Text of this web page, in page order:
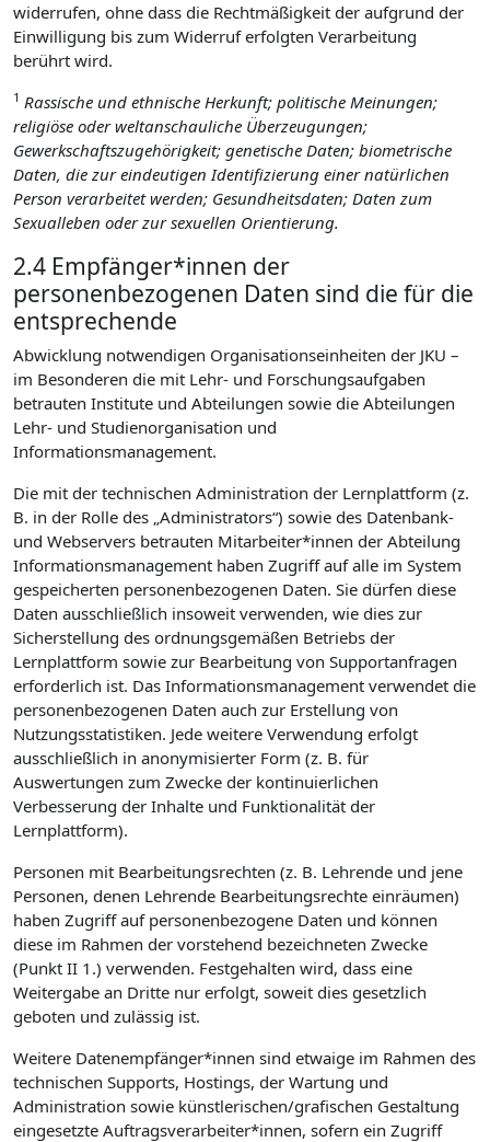
widerrufen, ohne dass die Rechtmäßigkeit der aufgrund der
Einwilligung bis zum Widerruf erfolgten Verarbeitung
berührt wird.
1 Rassische und ethnische Herkunft; politische Meinungen;
religiöse oder weltanschauliche Überzeugungen;
Gewerkschaftszugehörigkeit; genetische Daten; biometrische
Daten, die zur eindeutigen Identifizierung einer natürlichen
Person verarbeitet werden; Gesundheitsdaten; Daten zum
Sexualleben oder zur sexuellen Orientierung.
2.4 Empfänger*innen der
personenbezogenen Daten sind die für die
entsprechende
Abwicklung notwendigen Organisationseinheiten der JKU –
im Besonderen die mit Lehr- und Forschungsaufgaben
betrauten Institute und Abteilungen sowie die Abteilungen
Lehr- und Studienorganisation und
Informationsmanagement.
Die mit der technischen Administration der Lernplattform (z.
B. in der Rolle des „Administrators“) sowie des Datenbank-
und Webservers betrauten Mitarbeiter*innen der Abteilung
Informationsmanagement haben Zugriff auf alle im System
gespeicherten personenbezogenen Daten. Sie dürfen diese
Daten ausschließlich insoweit verwenden, wie dies zur
Sicherstellung des ordnungsgemäßen Betriebs der
Lernplattform sowie zur Bearbeitung von Supportanfragen
erforderlich ist. Das Informationsmanagement verwendet die
personenbezogenen Daten auch zur Erstellung von
Nutzungsstatistiken. Jede weitere Verwendung erfolgt
ausschließlich in anonymisierter Form (z. B. für
Auswertungen zum Zwecke der kontinuierlichen
Verbesserung der Inhalte und Funktionalität der
Lernplattform).
Personen mit Bearbeitungsrechten (z. B. Lehrende und jene
Personen, denen Lehrende Bearbeitungsrechte einräumen)
haben Zugriff auf personenbezogene Daten und können
diese im Rahmen der vorstehend bezeichneten Zwecke
(Punkt II 1.) verwenden. Festgehalten wird, dass eine
Weitergabe an Dritte nur erfolgt, soweit dies gesetzlich
geboten und zulässig ist.
Weitere Datenempfänger*innen sind etwaige im Rahmen des
technischen Supports, Hostings, der Wartung und
Administration sowie künstlerischen/grafischen Gestaltung
eingesetzte Auftragsverarbeiter*innen, sofern ein Zugriff